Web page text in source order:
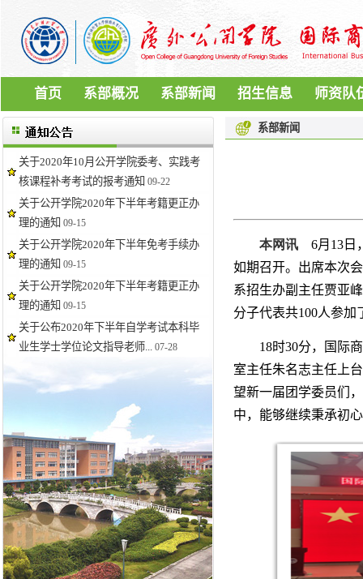
首页 系部概况 系部新闻 招生信息 师资队
关于2020年10月公开学院委考、实践考
核课程补考考试的报考通知 09-22
关于公开学院2020年下半年考籍更正办
理的通知 09-15
关于公开学院2020年下半年免考手续办
理的通知 09-15
关于公开学院2020年下半年考籍更正办
理的通知 09-15
关于公布2020年下半年自学考试本科毕
业生学士学位论文指导老师... 07-28
系部新闻
本网讯 6月 13 日
如期召开。出席本次
系招生办副主任贾亚
分子代表共100人参加
18时30分，国际
室主任朱名志主任上
望新一届团学委员们
中，能够继续秉承初